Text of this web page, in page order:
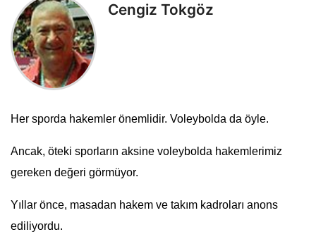
Cengiz Tokgöz
Her sporda hakemler önemlidir. Voleybolda da öyle.
Ancak, öteki sporların aksine voleybolda hakemlerimiz
gereken değeri görmüyor.
Yıllar önce, masadan hakem ve takım kadroları anons
ediliyordu.